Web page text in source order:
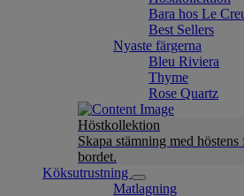
Bara hos Le
Best Sellers
Nyaste färgerna
Bleu Riviera
Thyme
Rose Quartz
Höstkollektion
Skapa stämning med
bordet.
Köksutrustning
Matlagning